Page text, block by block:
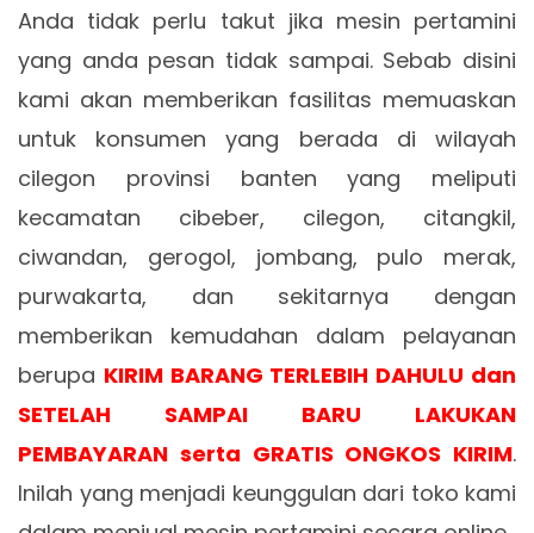
Anda tidak perlu takut jika mesin pertamini
yang anda pesan tidak sampai. Sebab disini
kami akan memberikan fasilitas memuaskan
untuk konsumen yang berada di wilayah
cilegon provinsi banten yang meliputi
kecamatan cibeber, cilegon, citangkil,
ciwandan, gerogol, jombang, pulo merak,
purwakarta, dan sekitarnya dengan
memberikan kemudahan dalam pelayanan
berupa KIRIM BARANG TERLEBIH DAHULU dan
SETELAH SAMPAI BARU LAKUKAN
PEMBAYARAN serta GRATIS ONGKOS KIRIM.
Inilah yang menjadi keunggulan dari toko kami